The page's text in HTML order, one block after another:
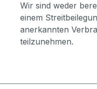
Wir sind weder
einem
anerkannten
teilzunehmen.